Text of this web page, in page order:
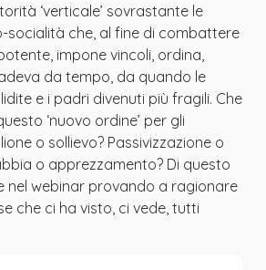
‘verticale’ sovrastante le
socialità che, al fine di combattere
impone vincoli, ordina,
da tempo, da quando le
e i padri divenuti più fragili. Che
‘nuovo ordine’ per gli
o sollievo? Passivizzazione o
o apprezzamento? Di questo
nel webinar provando a ragionare
che ci ha visto, ci vede, tutti